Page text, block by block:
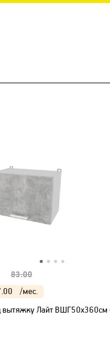
83.00
/мес.
вытяжку Лайт ВШГ50x360см